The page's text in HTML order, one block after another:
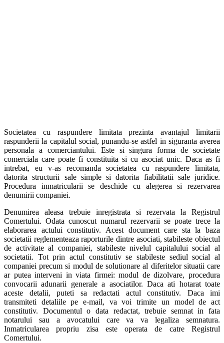
Societatea cu raspundere limitata prezinta avantajul limitarii
raspunderii la capitalul social, punandu-se astfel in siguranta averea
personala a comerciantului. Este si singura forma de societate
comerciala care poate fi constituita si cu asociat unic. Daca as fi
intrebat, eu v-as recomanda societatea cu raspundere limitata,
datorita structurii sale simple si datorita fiabilitatii sale juridice.
Procedura inmatricularii se deschide cu alegerea si rezervarea
denumirii companiei.
Denumirea aleasa trebuie inregistrata si rezervata la Registrul
Comertului. Odata cunoscut numarul rezervarii se poate trece la
elaborarea actului constitutiv. Acest document care sta la baza
societatii reglementeaza raporturile dintre asociati, stabileste obiectul
de activitate al companiei, stabileste nivelul capitalului social al
societatii. Tot prin actul constitutiv se stabileste sediul social al
companiei precum si modul de solutionare al diferitelor situatii care
ar putea interveni in viata firmei: modul de dizolvare, procedura
convocarii adunarii generale a asociatilor. Daca ati hotarat toate
aceste detalii, puteti sa redactati actul constitutiv. Daca imi
transmiteti detaliile pe e-mail, va voi trimite un model de act
constitutiv. Documentul o data redactat, trebuie semnat in fata
notarului sau a avocatului care va va legaliza semnatura.
Inmatricularea propriu zisa este operata de catre Registrul
Comertului.